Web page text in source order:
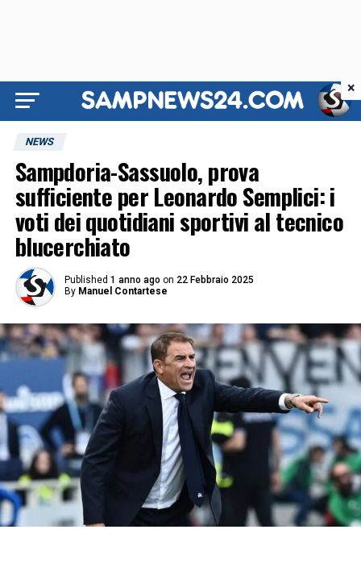
NEWS
Sampdoria-Sassuolo, prova
sufficiente per Leonardo Semplici: i
voti dei quotidiani sportivi al tecnico
blucerchiato
Published 1 anno ago on 22 Febbraio 2025
By Manuel Contartese
×